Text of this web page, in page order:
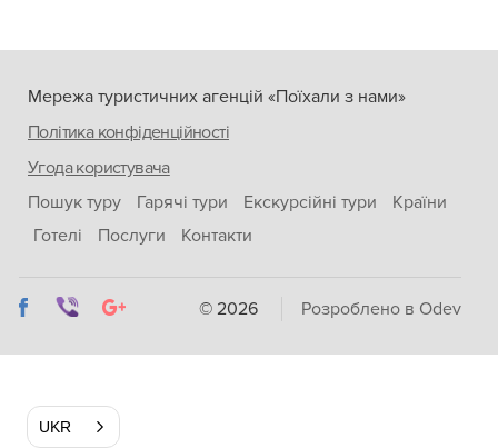
Мережа туристичних агенцій «Поїхали з нами»
Політика конфіденційності
Угода користувача
Пошук туру
Гарячі тури Екскурсійні тури
Країни
Готелі
Послуги Контакти
© 2026 Розроблено в Odev
UKR